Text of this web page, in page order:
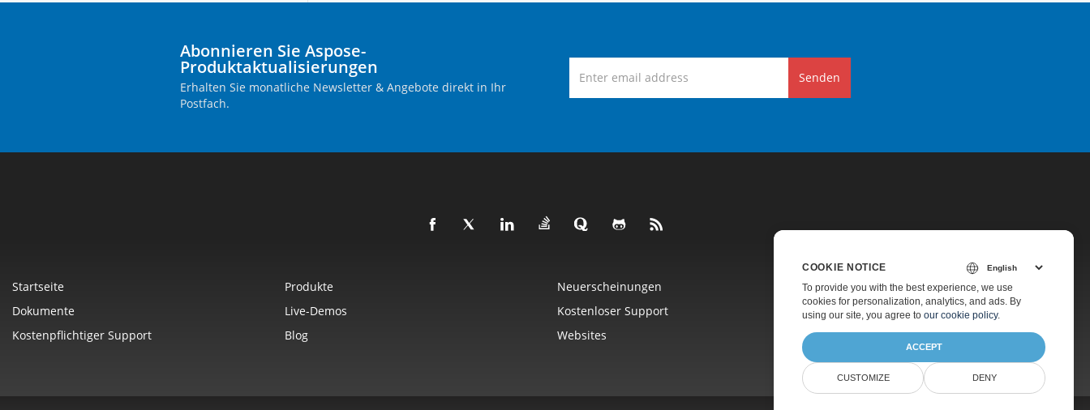
Abonnieren Sie Aspose-
Produktaktualisierungen
Erhalten Sie monatliche Newsletter & Angebote direkt in Ihr
Postfach.
Senden
Startseite Produkte Neuerscheinungen
Preise
Dokumente
Live-Demos Kostenloser Support
Kostenlose Beratung
Kostenpflichtiger Support
Blog Websites Über
COOKIE NOTICE
To provide you with the best experience, we use
cookies for personalization, analytics, and ads. By
using our site, you agree to our cookie policy.
ACCEPT
CUSTOMIZE DENY